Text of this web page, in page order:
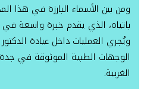
ومن بين الأسماء البارزة في هذا
باتياه، الذي يقدم خبرة واسعة في
ويُجري العمليات داخل عيادة
الوجهات الطبية الموثوقة في
الغربية.